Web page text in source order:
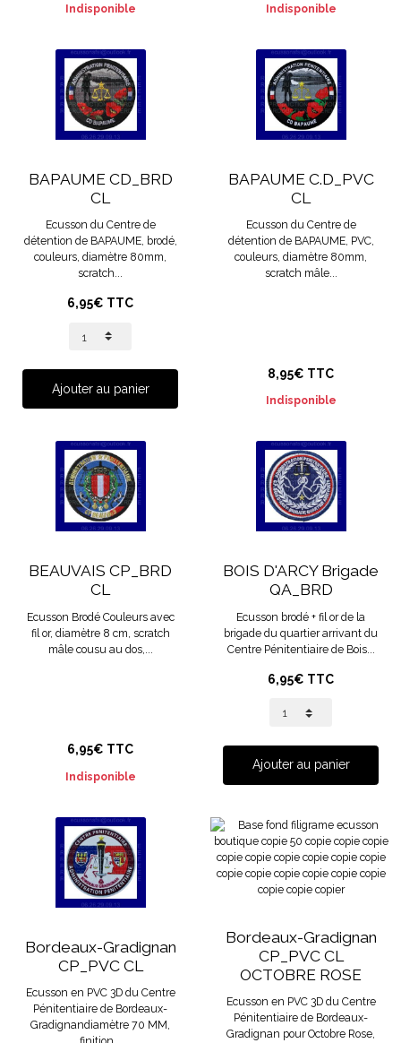
Indisponible Indisponible
BAPAUME CD_BRD
CL
Ecusson du Centre de
détention de BAPAUME, brodé,
couleurs, diamètre 80mm,
scratch...
6,95€ TTC
Ajouter au panier
BAPAUME C.D_PVC
CL
Ecusson du Centre de
détention de BAPAUME, PVC,
couleurs, diamètre 80mm,
scratch mâle...
8,95€ TTC
Indisponible
BEAUVAIS CP_BRD
CL
Ecusson Brodé Couleurs avec
fil or, diamètre 8 cm, scratch
mâle cousu au dos,...
6,95€ TTC
Indisponible
BOIS D'ARCY Brigade
QA_BRD
Ecusson brodé + fil or de la
brigade du quartier arrivant du
Centre Pénitentiaire de Bois...
6,95€ TTC
Ajouter au panier
Bordeaux-Gradignan
CP_PVC CL
Ecusson en PVC 3D du Centre
Pénitentiaire de Bordeaux-
Gradignandiamètre 70 MM,
Bordeaux-Gradignan
CP_PVC CL
OCTOBRE ROSE
Ecusson en PVC 3D du Centre
Pénitentiaire de Bordeaux-
Gradignan pour Octobre Rose,